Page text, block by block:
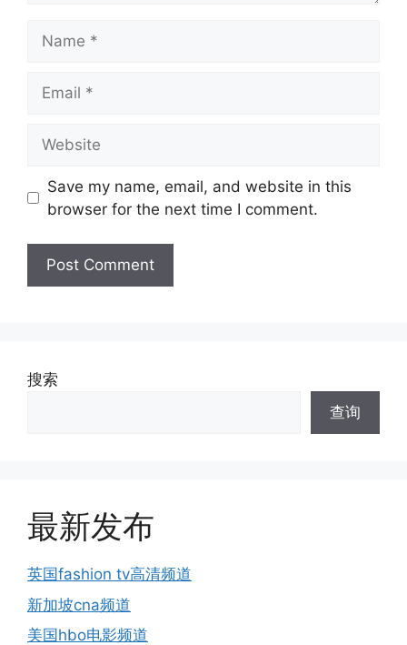
Save my name, email, and website in this
browser for the next time I comment.
搜索
查询
最新发布
英国fashion tv高清频道
新加坡cna频道
美国hbo电影频道